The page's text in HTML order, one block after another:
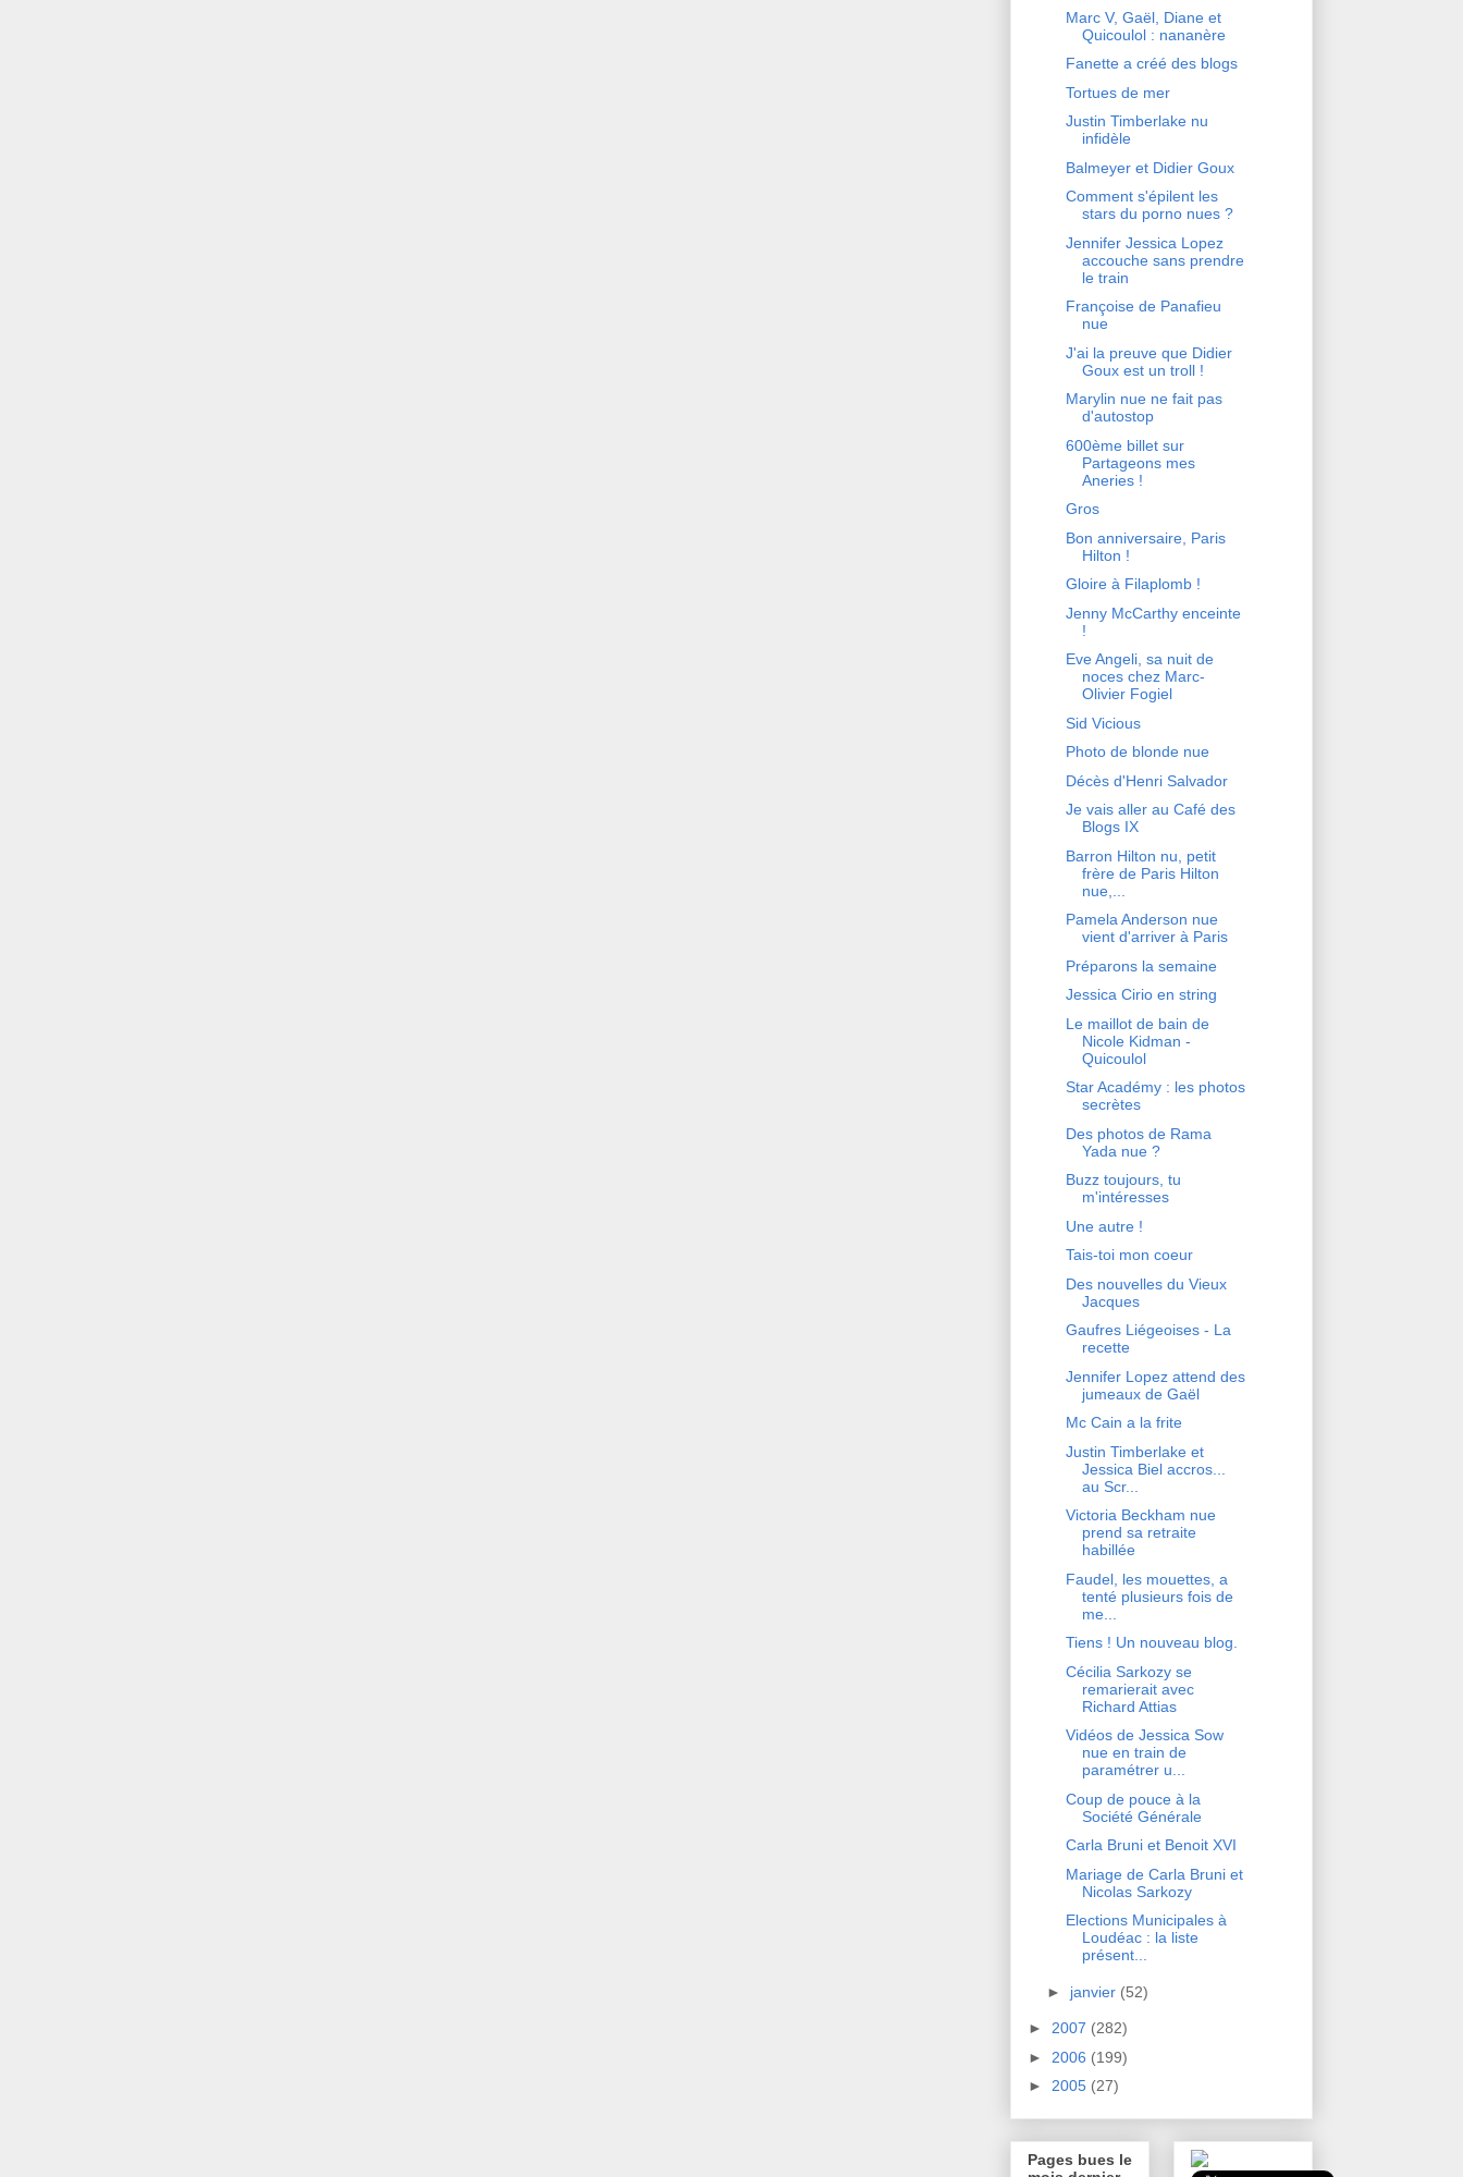
Marc V, Gaël, Diane et
Quicoulol : nananère
Fanette a créé des blogs
Tortues de mer
Justin Timberlake nu
infidèle
Balmeyer et Didier Goux
Comment s'épilent les
stars du porno nues ?
Jennifer Jessica Lopez
accouche sans prendre
le train
Françoise de Panafieu
nue
J'ai la preuve que Didier
Goux est un troll !
Marylin nue ne fait pas
d'autostop
600ème billet sur
Partageons mes
Aneries !
Gros
Bon anniversaire, Paris
Hilton !
Gloire à Filaplomb !
Jenny McCarthy enceinte
!
Eve Angeli, sa nuit de
noces chez Marc-
Olivier Fogiel
Sid Vicious
Photo de blonde nue
Décès d'Henri Salvador
Je vais aller au Café des
Blogs IX
Barron Hilton nu, petit
frère de Paris Hilton
nue,...
Pamela Anderson nue
vient d'arriver à Paris
Préparons la semaine
Jessica Cirio en string
Le maillot de bain de
Nicole Kidman -
Quicoulol
Star Académy : les photos
secrètes
Des photos de Rama
Yada nue ?
Buzz toujours, tu
m'intéresses
Une autre !
Tais-toi mon coeur
Des nouvelles du Vieux
Jacques
Gaufres Liégeoises - La
recette
Jennifer Lopez attend des
jumeaux de Gaël
Mc Cain a la frite
Justin Timberlake et
Jessica Biel accros...
au Scr...
Victoria Beckham nue
prend sa retraite
habillée
Faudel, les mouettes, a
tenté plusieurs fois de
me...
Tiens ! Un nouveau blog.
Cécilia Sarkozy se
remarierait avec
Richard Attias
Vidéos de Jessica Sow
nue en train de
paramétrer u...
Coup de pouce à la
Société Générale
Carla Bruni et Benoit XVI
Mariage de Carla Bruni et
Nicolas Sarkozy
Elections Municipales à
Loudéac : la liste
présent...
► janvier (52)
► 2007 (282)
► 2006 (199)
► 2005 (27)
Pages bues le